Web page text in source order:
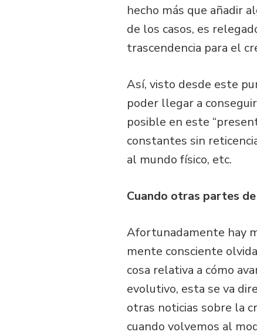
hecho más que añadir
de los casos, es
trascendencia para el
Así, visto desde este
poder llegar a
posible en este
constantes sin
al mundo físico, etc.
Cuando otras partes
Afortunadamente hay
mente consciente
cosa relativa a cómo
evolutivo, esta se va
otras noticias sobre la
cuando volvemos al